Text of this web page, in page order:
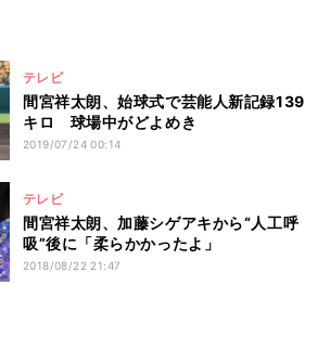
テレビ
間宮祥太朗、始球式で芸能人新記録139
キロ 球場中がどよめき
2019/07/24 00:14
テレビ
間宮祥太朗、加藤シゲアキから“人工呼
吸”後に「柔らかかったよ」
2018/08/22 21:47